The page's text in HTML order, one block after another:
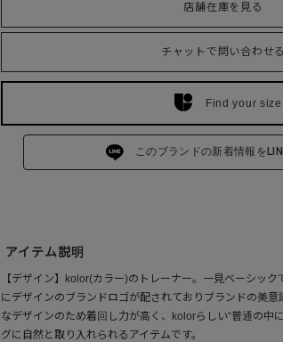
店舗在庫を見る
チャットで問い合わせる
Find your size
このブランドの新着情報を
アイテム説明
【デザイン】kolor(カラー)のトレーナー。一見ベーシッ
にデザインのブランドロゴが配されておりブランドの美
なデザインのため着回し力が高く、kolorらしい“普通の中
グに自然と取り入れられるアイテムです。